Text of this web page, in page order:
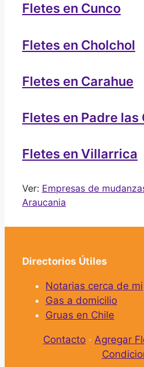
Fletes en Cunco
Fletes en Cholchol
Fletes en Carahue
Fletes en Padre las
Fletes en Villarrica
Ver: Empresas de
Araucania
Directorios Útiles
Notarias cerca de mi
Gas a domicilio
Gruas en Chile
Contacto · Agregar